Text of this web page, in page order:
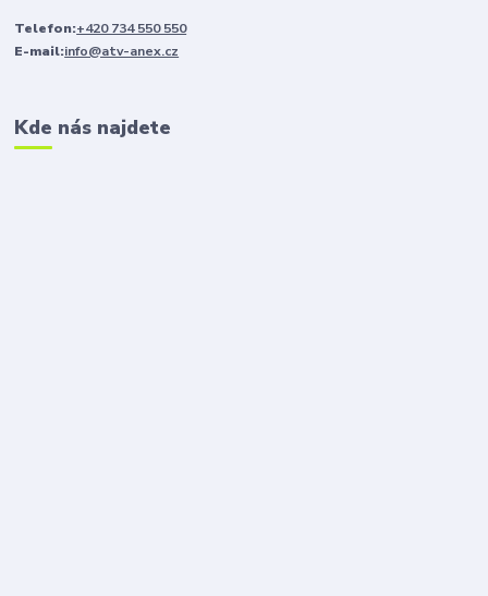
Telefon:+420 734 550 550
E-mail:info@atv-anex.cz
Kde nás najdete